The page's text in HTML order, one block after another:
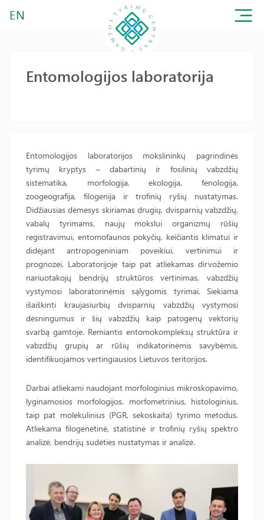
EN
Entomologijos laboratorija
Entomologijos laboratorijos mokslininkų pagrindinės
tyrimų kryptys – dabartinių ir fosilinių vabzdžių
sistematika, morfologija, ekologija, fenologija,
zoogeografija, filogenija ir trofinių ryšių nustatymas.
Didžiausias dėmesys skiriamas drugių, dvisparnių vabzdžių,
vabalų tyrimams, naujų mokslui organizmų rūšių
registravimui, entomofaunos pokyčių, keičiantis klimatui ir
didėjant antropogeniniam poveikiui, vertinimui ir
prognozei. Laboratorijoje taip pat atliekamas dirvožemio
nariuotakojų bendrijų struktūros vertinimas, vabzdžių
vystymosi laboratorinėmis sąlygomis tyrimai. Siekiama
išaiškinti kraujasiurbių dvisparnių vabzdžių vystymosi
dėsningumus ir šių vabzdžių kaip patogenų vektorių
svarbą gamtoje. Remiantis entomokompleksų struktūra ir
vabzdžių grupių ar rūšių indikatorinėmis savybėmis,
identifikuojamos vertingiausios Lietuvos teritorijos.
Darbai atliekami naudojant morfologinius mikroskopavimo,
lyginamosios morfologijos, morfometrinius, histologinius,
taip pat molekulinius (PGR, sekoskaita) tyrimo metodus.
Atliekama filogenetinė, statistinė ir trofinių ryšių spektro
analizė, bendrijų sudėties nustatymas ir analizė.